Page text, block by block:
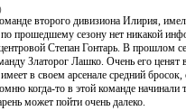
второго дивизиона Илирия, имел
прошедшему сезону нет никакой
Степан Гонтарь. В прошлом
Златорог Лашко. Очень его ценят
в своем арсенале средний
когда-то в этой команде начинали
может пойти очень далеко.